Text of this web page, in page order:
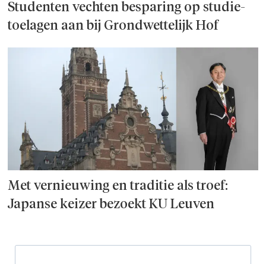
Studenten vechten besparing op studie­
toelagen aan bij Grondwettelijk Hof
Met vernieuwing en traditie als troef:
Japanse keizer bezoekt KU Leuven